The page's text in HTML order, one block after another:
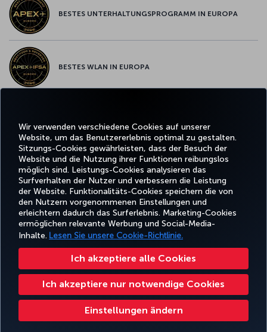
Wir verwenden verschiedene Cookies auf unserer
Website, um das Benutzererlebnis optimal zu gestalten.
Sitzungs-Cookies gewährleisten, dass der Besuch der
Website und die Nutzung ihrer Funktionen reibungslos
möglich sind. Leistungs-Cookies analysieren das
Surfverhalten der Nutzer und verbessern die Leistung
der Website. Funktionalitäts-Cookies speichern die von
den Nutzern vorgenommenen Einstellungen und
erleichtern dadurch das Surferlebnis. Marketing-Cookies
ermöglichen relevante Werbung und Social-Media-
Inhalte. Lesen Sie unsere Cookie-Richtlinie.
Ich akzeptiere alle Cookies
Ich akzeptiere nur notwendige Cookies
Einstellungen ändern
BESTES UNTERHALTUNGSPROGRAMM IN EUROPA
BESTES WLAN IN EUROPA
Facebook
TwitterInstagram
YouTubeLinkedIn
TikTokBlog
BUCHEN
UND
VERWALTEN
ERLEBNIS
ANGEBOTE
UND
REISEZIELE
HILFE
TURKISH
AIRLINES
HOLIDAYS
Barrierefreiheit Impressum Datenschutz- und Cookie-Richtlinie Rechtliche Hinweise
Fluggastrechte Cookie-Einstellungen ändern
49 69 86 799 849
Turkish Airlines Copyright © 1996–2025 Die Turkish Airlines Miles&Smiles Mastercard Gold Kreditkarte wird von der Advanzia
Bank S.A. gemäß einer Lizenz von Mastercard International ausgegeben. ¹ Der Mastercard-Wechselkurs, der für Zahlungen
in Fremdwährungen verwendet wird, enthält einen Aufschlag. Für weitere Informationen besuchen Sie bitte
gemäß dem Preisverzeichnis berechnet.